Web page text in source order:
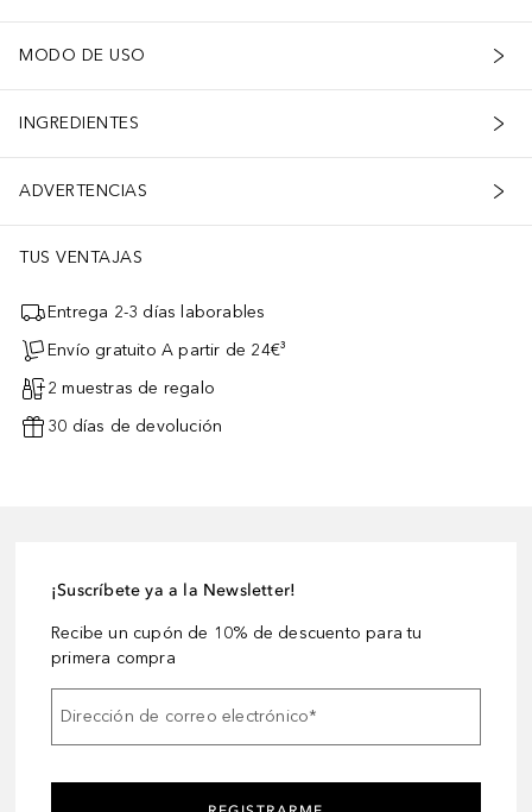
MODO DE USO
INGREDIENTES
ADVERTENCIAS
TUS VENTAJAS
Entrega 2-3 días laborables
Envío gratuito A partir de 24€³
2 muestras de regalo
30 días de devolución
¡Suscríbete ya a la Newsletter!
Recibe un cupón de 10% de descuento para tu
primera compra
Dirección de correo electrónico*